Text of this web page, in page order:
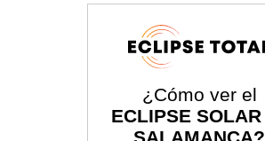
¿Cómo ver el
ECLIPSE SOLAR